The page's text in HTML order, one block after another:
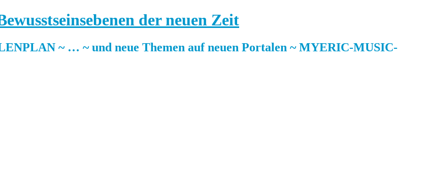
der neuen Zeit
~ … ~ und neue Themen auf neuen Portalen ~ MYERIC-MUSIC-